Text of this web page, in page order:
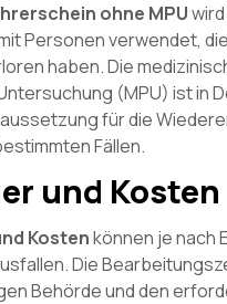
ohne MPU
Personen verwendet,
haben. Die
(MPU) ist in
für die
Fällen.
und Kosten
Kostenkönnen je nach
Die
Behörde und den